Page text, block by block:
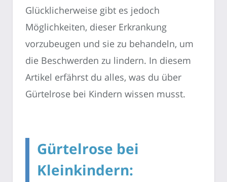
Glücklicherweise gibt es jedoch
Möglichkeiten, dieser Erkrankung
vorzubeugen und sie zu behandeln, um
die Beschwerden zu lindern. In diesem
Artikel erfährst du alles, was du über
Gürtelrose bei Kindern wissen musst.
Gürtelrose bei
Kleinkindern: